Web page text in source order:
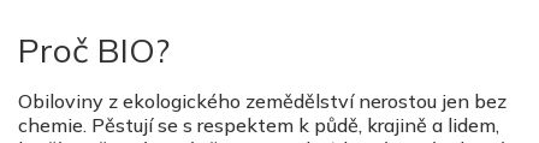
Proč BIO?
Obiloviny z ekologického zemědělství nerostou jen bez
chemie. Pěstují se s respektem k půdě, krajině a lidem,